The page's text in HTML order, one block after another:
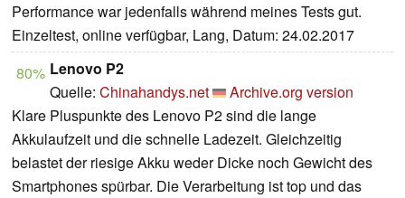
Performance war jedenfalls während meines Tests gut.
Einzeltest, online verfügbar, Lang, Datum: 24.02.2017
80% Lenovo P2
Quelle: Chinahandys.net
Archive.org version
Klare Pluspunkte des Lenovo P2 sind die lange
Akkulaufzeit und die schnelle Ladezeit. Gleichzeitig
belastet der riesige Akku weder Dicke noch Gewicht des
Smartphones spürbar. Die Verarbeitung ist top und das